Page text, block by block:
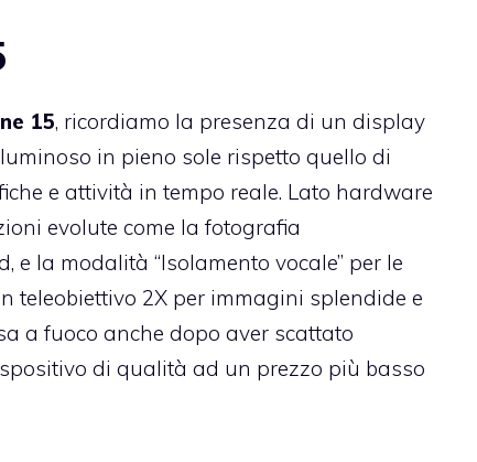
15, ricordiamo la presenza di un display
in pieno sole rispetto quello di
e attività in tempo reale. Lato hardware
evolute come la fotografia
la modalità “Isolamento vocale” per le
teleobiettivo 2X per immagini splendide e
a fuoco anche dopo aver scattato
di qualità ad un prezzo più basso